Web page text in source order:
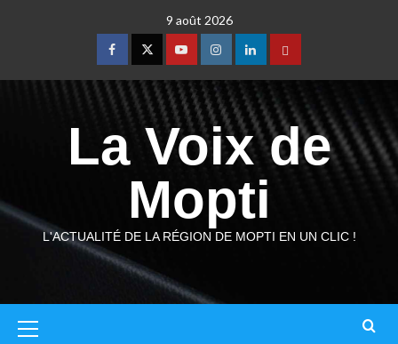
9 août 2026
La Voix de
Mopti
L'ACTUALITÉ DE LA RÉGION DE MOPTI EN UN CLIC !